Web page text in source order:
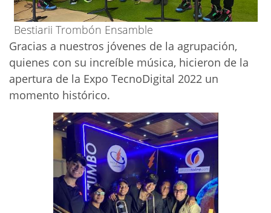
Bestiarii Trombón Ensamble
Gracias a nuestros jóvenes de la agrupación,
quienes con su increíble música, hicieron de la
apertura de la Expo TecnoDigital 2022 un
momento histórico.